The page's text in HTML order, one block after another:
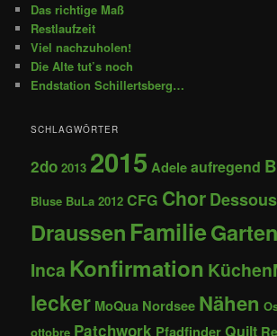
Das richtige Maß
Restlaufzeit
Viel nachzuholen!
Die Alte tut’s noch
Endstation Schillertsberg…
SCHLAGWÖRTER
2do 2013 2015 Adeleaufregend
Bluse BuLa 2012 CFG ChorDessous
Draussen FamilieGarten
Inca Konfirmation
lecker MoQua Nordsee Nähen
ottobre Patchwork PfadfinderQuilt